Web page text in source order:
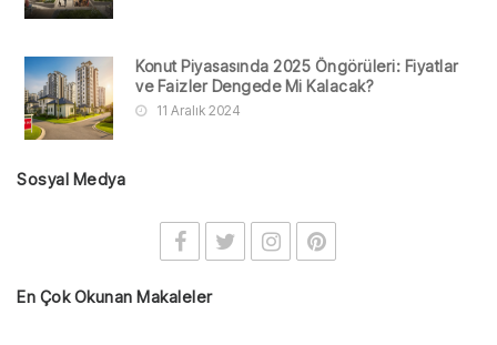
Konut Piyasasında 2025 Öngörüleri: Fiyatlar
ve Faizler Dengede Mi Kalacak?
11 Aralık 2024
Sosyal Medya
En Çok Okunan Makaleler